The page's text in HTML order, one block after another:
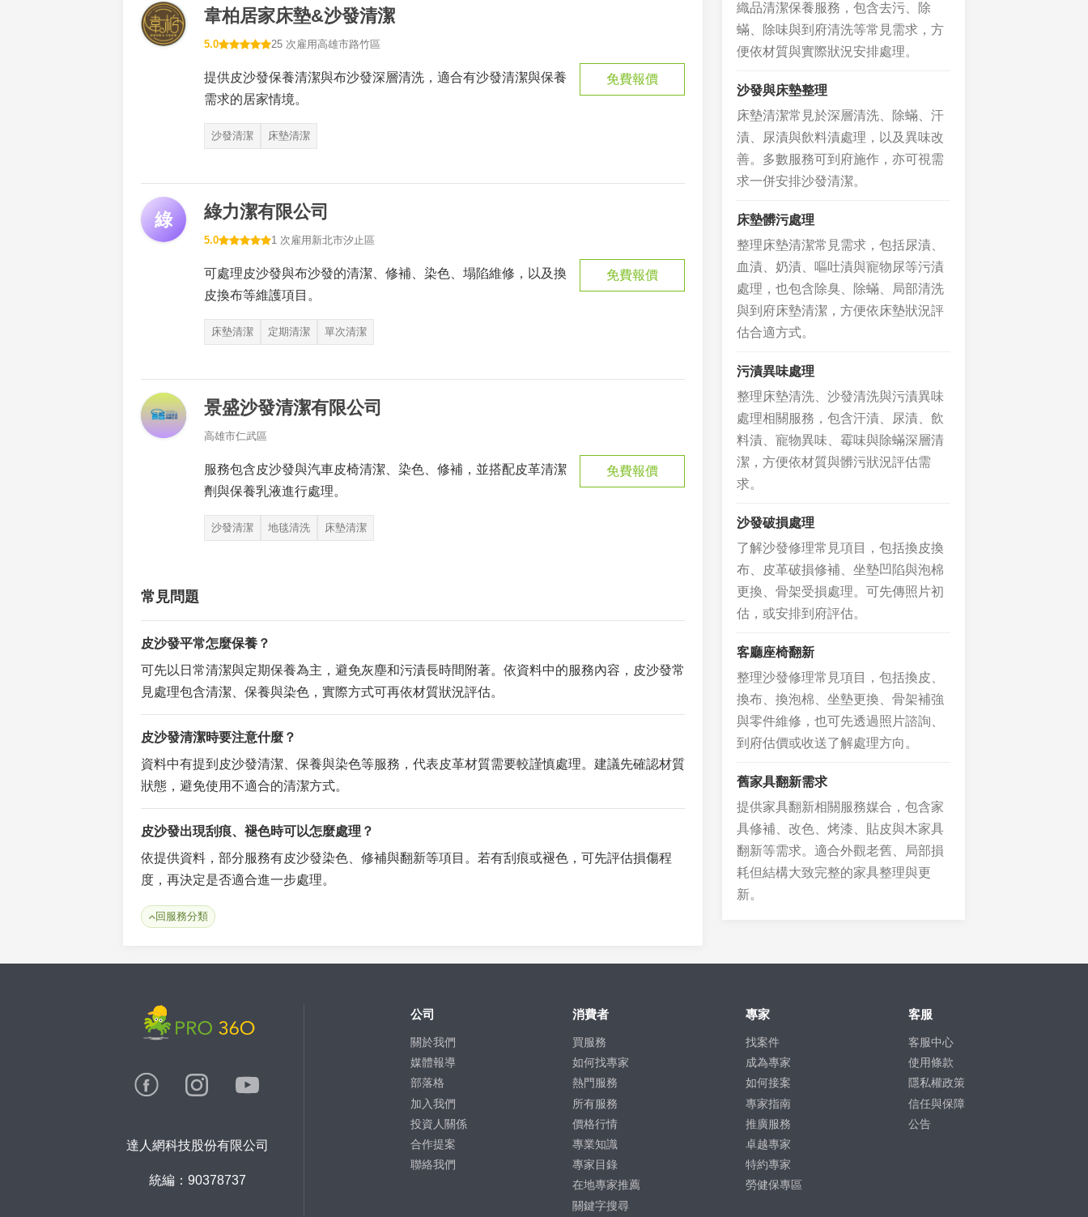
韋柏居家床墊&沙發清潔
5.0 25 次雇用高雄市路竹區
提供皮沙發保養清潔與布沙發深層清洗，適合有沙發清潔與保養
需求的居家情境。
沙發清潔 床墊清潔
免費報價
綠 綠力潔有限公司
5.0 1 次雇用 新北市汐止區
可處理皮沙發與布沙發的清潔、修補、染色、塌陷維修，以及換
皮換布等維護項目。
床墊清潔 定期清潔 單次清潔
免費報價
景盛沙發清潔有限公司
高雄市仁武區
服務包含皮沙發與汽車皮椅清潔、染色、修補，並搭配皮革清潔
劑與保養乳液進行處理。
沙發清潔 地毯清洗 床墊清潔
免費報價
常見問題
皮沙發平常怎麼保養？
可先以日常清潔與定期保養為主，避免灰塵和污漬長時間附著。依資料中的服務內容，皮沙發常
見處理包含清潔、保養與染色，實際方式可再依材質狀況評估。
皮沙發清潔時要注意什麼？
資料中有提到皮沙發清潔、保養與染色等服務，代表皮革材質需要較謹慎處理。建議先確認材質
狀態，避免使用不適合的清潔方式。
皮沙發出現刮痕、褪色時可以怎麼處理？
依提供資料，部分服務有皮沙發染色、修補與翻新等項目。若有刮痕或褪色，可先評估損傷程
度，再決定是否適合進一步處理。
回服務分類
織品清潔保養服務，包含去污、除
蟎、除味與到府清洗等常見需求，方
便依材質與實際狀況安排處理。
沙發與床墊整理
床墊清潔常見於深層清洗、除蟎、汗
漬、尿漬與飲料漬處理，以及異味改
善。多數服務可到府施作，亦可視需
求一併安排沙發清潔。
床墊髒污處理
整理床墊清潔常見需求，包括尿漬、
血漬、奶漬、嘔吐漬與寵物尿等污漬
處理，也包含除臭、除蟎、局部清洗
與到府床墊清潔，方便依床墊狀況評
估合適方式。
污漬異味處理
整理床墊清洗、沙發清洗與污漬異味
處理相關服務，包含汗漬、尿漬、飲
料漬、寵物異味、霉味與除蟎深層清
潔，方便依材質與髒污狀況評估需
求。
沙發破損處理
了解沙發修理常見項目，包括換皮換
布、皮革破損修補、坐墊凹陷與泡棉
更換、骨架受損處理。可先傳照片初
估，或安排到府評估。
客廳座椅翻新
整理沙發修理常見項目，包括換皮、
換布、換泡棉、坐墊更換、骨架補強
與零件維修，也可先透過照片諮詢、
到府估價或收送了解處理方向。
舊家具翻新需求
提供家具翻新相關服務媒合，包含家
具修補、改色、烤漆、貼皮與木家具
翻新等需求。適合外觀老舊、局部損
耗但結構大致完整的家具整理與更
新。
達人網科技股份有限公司
統編：90378737
公司
關於我們
媒體報導
部落格
加入我們
投資人關係
合作提案
聯絡我們
消費者
買服務
如何找專家
熱門服務
所有服務
價格行情
專業知識
專家目錄
在地專家推薦
關鍵字搜尋
專家
找案件
成為專家
如何接案
專家指南
推廣服務
卓越專家
特約專家
勞健保專區
客服
客服中心
使用條款
隱私權政策
信任與保障
公告